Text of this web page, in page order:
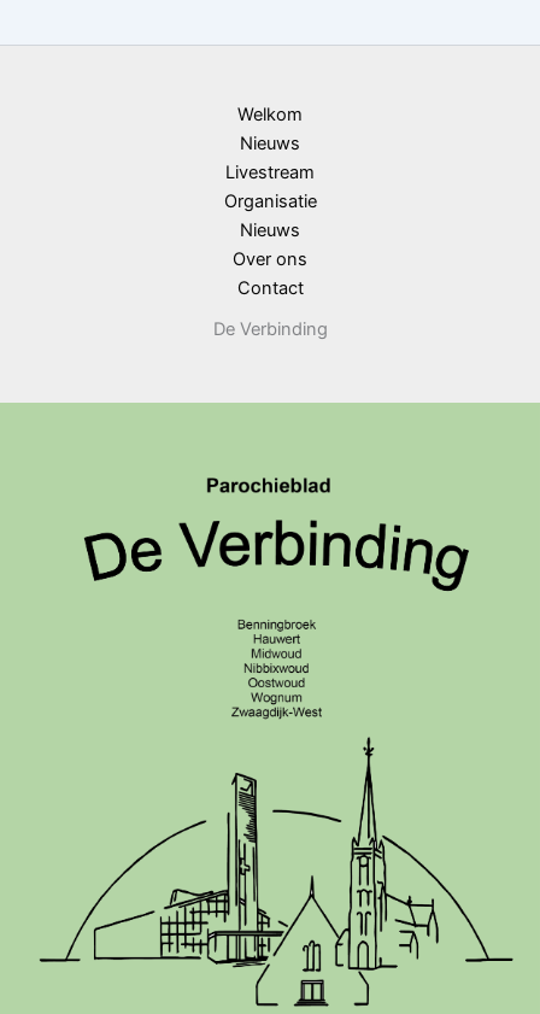
Welkom
Nieuws
Livestream
Organisatie
Nieuws
Over ons
Contact
De Verbinding